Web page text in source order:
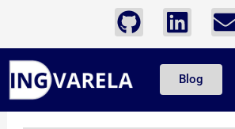
contenido
G
i
t
h
u
L
i
n
k
e
l
Blog